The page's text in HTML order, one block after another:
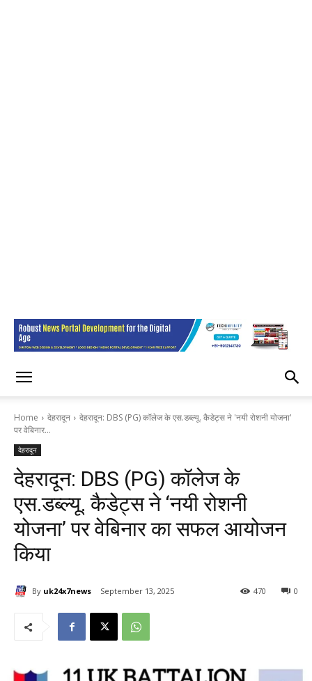
Home देहरादून
देहरादून: DBS (PG)​ कॉलेज के एस.डब्ल्यू. कैडेट्स ने 'नयी रोशनी योजना'
पर वेबिनार...
देहरादून
देहरादून: DBS (PG)​ कॉलेज के
एस.डब्ल्यू. कैडेट्स ने ‘नयी रोशनी
योजना’ पर वेबिनार का सफल आयोजन
किया
By uk24x7news September 13, 2025 0
470